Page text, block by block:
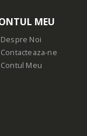
MEU
Despre Noi
Contacteaza-ne
Contul Meu